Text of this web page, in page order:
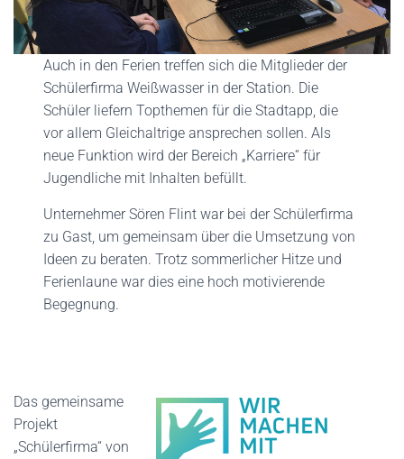
Auch in den Ferien treffen sich die Mitglieder der
Schülerfirma Weißwasser in der Station. Die
Schüler liefern Topthemen für die Stadtapp, die
vor allem Gleichaltrige ansprechen sollen. Als
neue Funktion wird der Bereich „Karriere“ für
Jugendliche mit Inhalten befüllt.
Unternehmer Sören Flint war bei der Schülerfirma
zu Gast, um gemeinsam über die Umsetzung von
Ideen zu beraten. Trotz sommerlicher Hitze und
Ferienlaune war dies eine hoch motivierende
Begegnung.
Das gemeinsame
Projekt
„Schülerfirma“ von